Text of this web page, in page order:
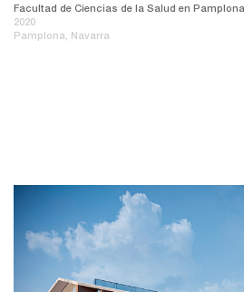
Facultad de Ciencias de la Salud en
2020
Pamplona, Navarra